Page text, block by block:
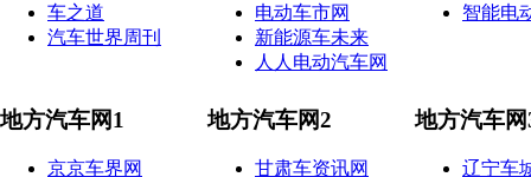
车之道
汽车世界周刊
电动车市网
新能源车未来
人人电动汽车网
智能电
地方汽车网1
京京车界网
地方汽车网2
甘肃车资讯网
地方汽车网
辽宁车